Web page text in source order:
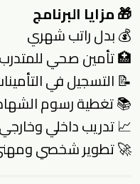
🎁مزايا البرنامج
💰 بدل راتب شهري
🏥 تأمين صحي للمتدرب
📝 التسجيل في
📚 تغطية رسوم
📈 تدريب داخلي وخارجي
🚀 تطوير شخصي